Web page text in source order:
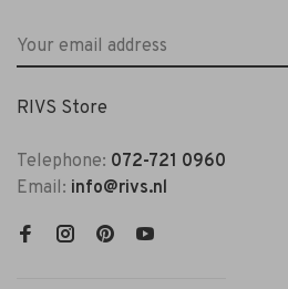
RIVS Store
Telephone: 072-721 0960
Email: info@rivs.nl